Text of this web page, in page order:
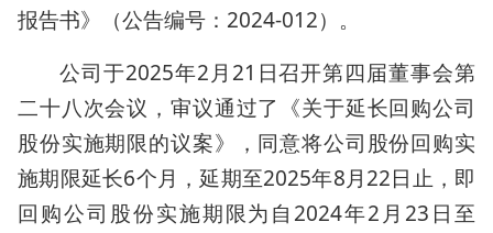
报告书》（公告编号：2024-012）。
公司于2025年2月21日召开第四届董事会第
二十八次会议，审议通过了《关于延长回购公司
股份实施期限的议案》，同意将公司股份回购实
施期限延长6个月，延期至2025年8月22日止，即
回购公司股份实施期限为自2024年2月23日至